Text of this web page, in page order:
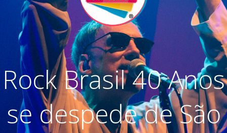
ACESSO CULTURAL
Arte, Cultura Pop e Entretenimento
Rock Brasil 40 Anos
se despede de São